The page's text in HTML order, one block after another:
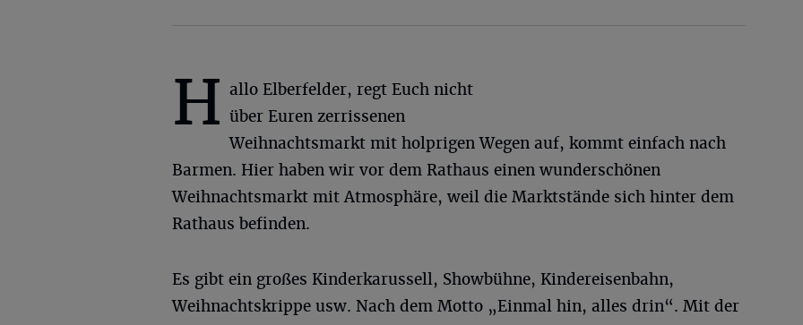
H allo Elberfelder, regt Euch nicht
über Euren zerrissenen
Weihnachtsmarkt mit holprigen Wegen auf, kommt einfach nach
Barmen. Hier haben wir vor dem Rathaus einen wunderschönen
Weihnachtsmarkt mit Atmosphäre, weil die Marktstände sich hinter dem
Rathaus befinden.
Es gibt ein großes Kinderkarussell, Showbühne, Kindereisenbahn,
Weihnachtskrippe usw. Nach dem Motto „Einmal hin, alles drin“. Mit der